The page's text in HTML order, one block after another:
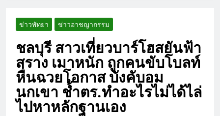
ข่าวพัทยา ข่าวอาชญากรรม
ชลบุรี สาวเที่ยวบาร์โฮสยันฟ้า
สราง เมาหนัก ถูกคนขับโบลท์
หื่นฉวยโอกาส บังคับอม
นกเขา ช้ำตร.ทำอะไรไม่ได้ไล่
ไปหาหลักฐานเอง